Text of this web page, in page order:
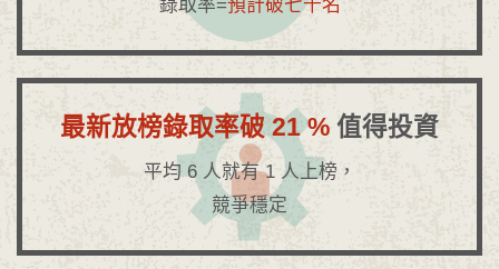
錄取率=預計破七千名
最新放榜錄取率破 21 % 值得投資
平均 6 人就有 1 人上榜，
競爭穩定